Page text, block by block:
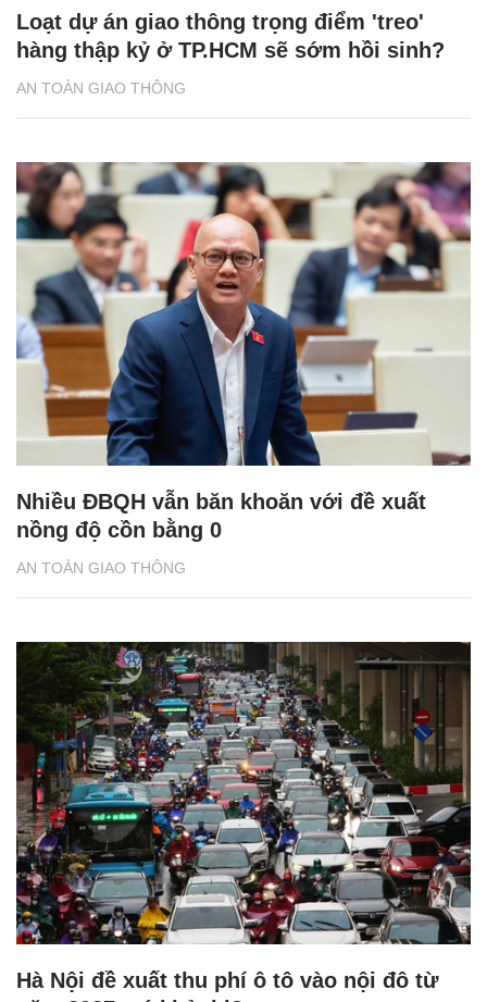
AN TOÀN GIAO THÔNG
Loạt dự án giao thông trọng điểm 'treo'
hàng thập kỷ ở TP.HCM sẽ sớm hồi sinh?
AN TOÀN GIAO THÔNG
Nhiều ĐBQH vẫn băn khoăn với đề xuất
nồng độ cồn bằng 0
Hà Nội đề xuất thu phí ô tô vào nội đô từ